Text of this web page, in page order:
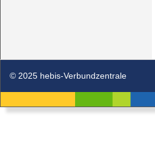
© 2025 hebis-Verbundzentrale